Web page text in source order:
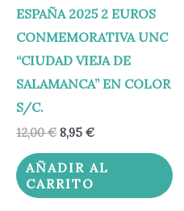
ESPAÑA 2025 2 EUROS
CONMEMORATIVA UNC
“CIUDAD VIEJA DE
SALAMANCA” EN COLOR
S/C.
12,00€ 8,95 €
AÑADIR AL
CARRITO